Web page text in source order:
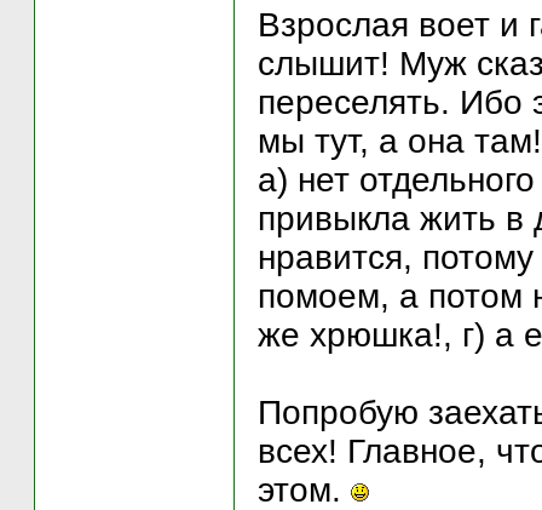
Взрослая воет и
слышит! Муж
переселять. Ибо
мы тут, а она
а) нет
привыкла жить
нравится,
помоем, а потом
же хрюшка!, г) а
Попробую
всех! Главное,
этом.